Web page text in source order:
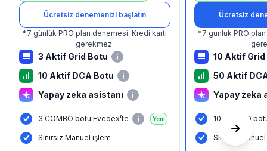
Ücretsiz denemenizi başlatın
*7 günlük PRO plan denemesi. Kredi kartı
gerekmez.
3 Aktif Grid Botu
10 Aktif DCA Botu
Yapay zeka asistanı
3 COMBO botu Evedex’te Yeni
Sınırsız Manuel işlem
Ücretsiz
*7 günlük PRO
10 Aktif
50 Aktif
Yapay zeka
10 COMBO
Sınırsız